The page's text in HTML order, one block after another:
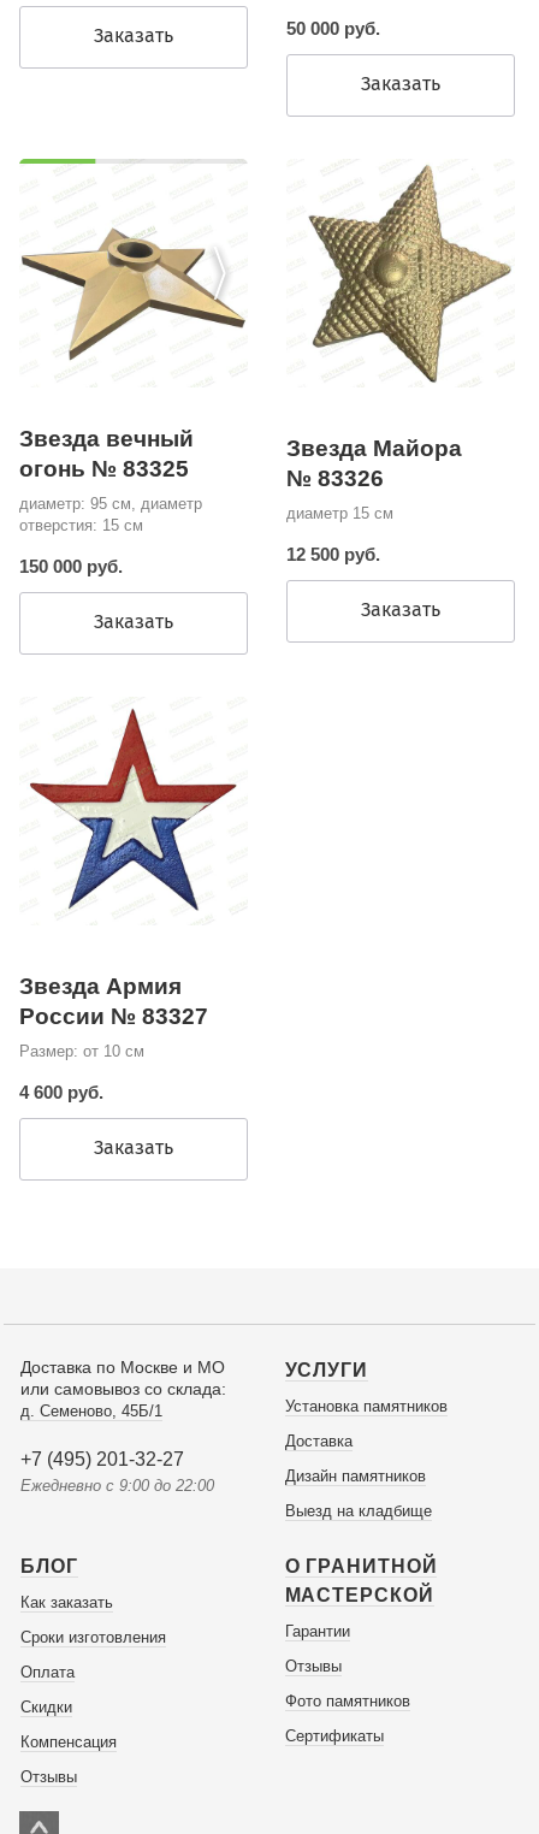
Заказать 50 000 руб.
Заказать
Звезда вечный
огонь № 83325
диаметр: 95 см, диаметр
отверстия: 15 см
150 000 руб.
Заказать
Звезда Майора
№ 83326
диаметр 15 см
12 500 руб.
Заказать
Звезда Армия
России № 83327
Размер: от 10 см
4 600 руб.
Заказать
Доставка по Москве и МО
или самовывоз со склада:
д. Семеново, 45Б/1
+7 (495) 201-32-27
Ежедневно с 9:00 до 22:00
УСЛУГИ
Установка памятников
Доставка
Дизайн памятников
Выезд на кладбище
БЛОГ
Как заказать
Сроки изготовления
Оплата
Скидки
Компенсация
Отзывы
О ГРАНИТНОЙ
МАСТЕРСКОЙ
Гарантии
Отзывы
Фото памятников
Сертификаты